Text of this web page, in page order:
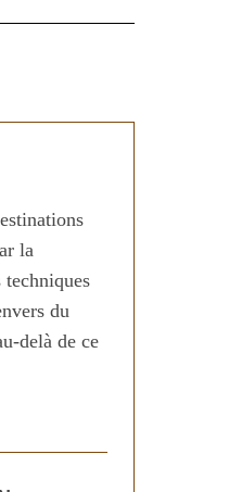
la
du
delà de ce